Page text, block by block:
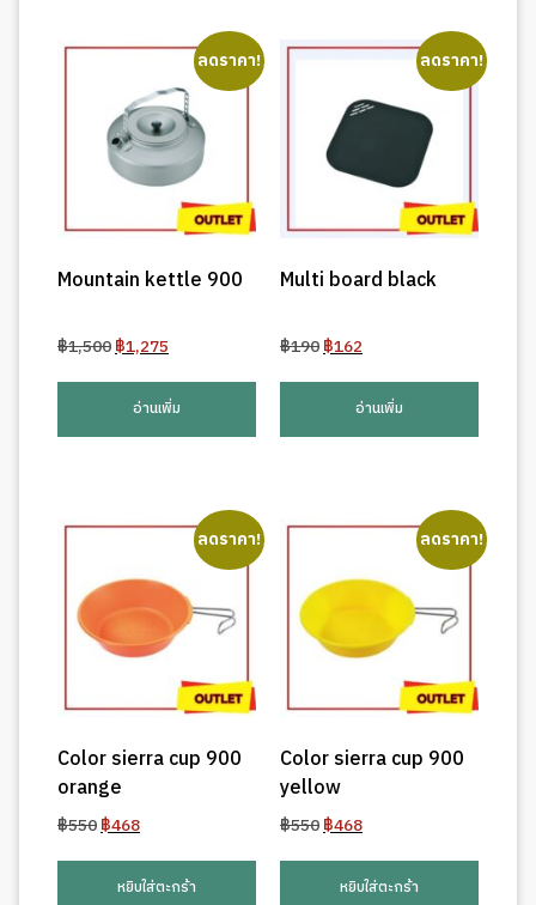
ลดราคา!
Mountain kettle 900
฿1,500Original
was:
฿1,500.
฿1,275
is:
฿1,275.
อ่านเพิ่ม
ลดราคา!
Multi board black
฿190Original
฿190.
฿162
is:
฿162.
อ่านเพิ่ม
ลดราคา!
Color sierra cup 900
orange
฿550Original
฿550.
฿468Current
is:
฿468.
หยิบใส่ตะกร้า
ลดราคา!
Color sierra cup 900
yellow
฿550Original
฿550.
฿468Current
is:
฿468.
หยิบใส่ตะกร้า